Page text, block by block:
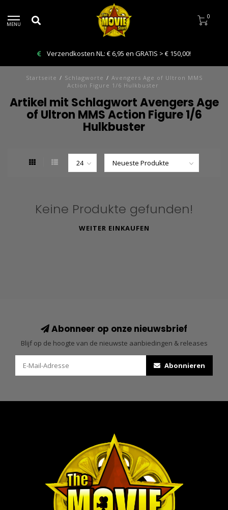
MENU
0
Verzendkosten NL: € 6,95 en GRATIS > € 150,00!
Startseite / Schlagworte / Avengers Age of Ultron MMS
Action Figure 1/6 Hulkbuster
Artikel mit Schlagwort Avengers Age
of Ultron MMS Action Figure 1/6
Hulkbuster
Keine Produkte gefunden!
WEITER EINKAUFEN
Abonneer op onze nieuwsbrief
Blijf op de hoogte van de nieuwste aanbiedingen & releases
Abonnieren